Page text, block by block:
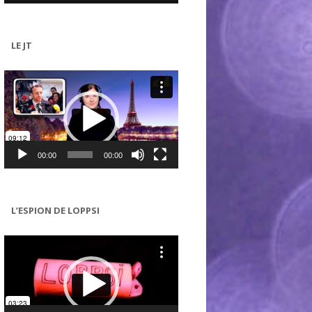
LE JT
Lecteur
vidéo
00:00 00:00
L’ESPION DE LOPPSI
Lecteur